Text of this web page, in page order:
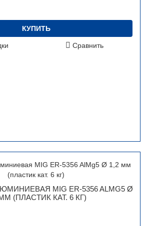
КУПИТЬ
Сравнить
MIG ER-5356 ALMG5 Ø
(ПЛАСТИК КАТ. 6 КГ)